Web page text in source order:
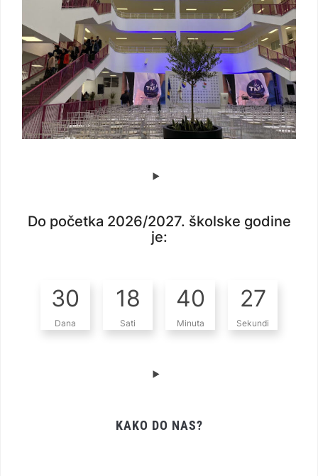
Do početka 2026/2027. školske godine
je:
30
Dana
18
Sati
40
Minuta
26
Sekundi
KAKO DO NAS?